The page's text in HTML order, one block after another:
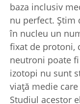
baza inclusiv
nu perfect. Știm
în nucleu un
fixat de protoni,
neutroni poate
izotopi nu sunt
viață medie
Studiul acestor